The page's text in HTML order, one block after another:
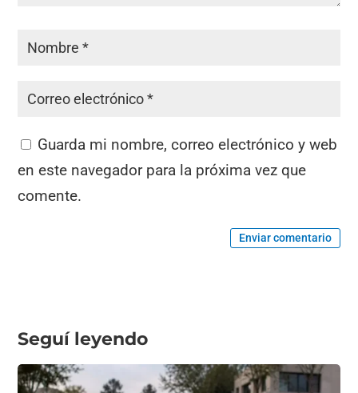
Guarda mi nombre, correo electrónico y web
en este navegador para la próxima vez que
comente.
Enviar comentario
Seguí leyendo